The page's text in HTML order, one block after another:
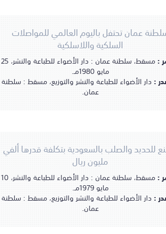
عمان تحتفل باليوم العالمي للمواصلات
السلكية واللاسلكية
: مسقط، سلطنة عمان : دار الأضواء للطباعة والنشر، 25
مايو 1980مـ.
: دار الأضواء للطباعة والنشر والتوزيع، مسقط : سلطنة
عمان.
للحديد والصلب بالسعودية بتكلفة قدرها ألفي
مليون ريال
: مسقط، سلطنة عمان : دار الأضواء للطباعة والنشر، 10
مايو 1979مـ.
: دار الأضواء للطباعة والنشر والتوزيع، مسقط : سلطنة
عمان.